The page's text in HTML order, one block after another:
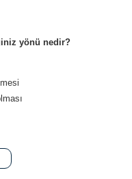
yönü nedir?